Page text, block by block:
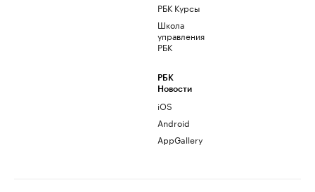
РБК Курсы
Школа
управления
РБК
РБК
Новости
iOS
Android
AppGallery